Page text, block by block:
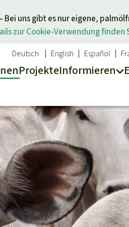
uns gibt es nur eigene,
zur Cookie-Verwendung finden
ProjekteInformieren
Deutsch English Español
für eine Region